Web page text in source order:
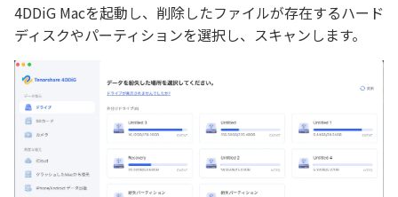
4DDiG Macを起動し、削除したファイルが存在するハード
ディスクやパーティションを選択し、スキャンします。